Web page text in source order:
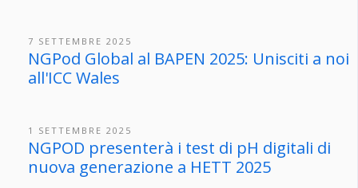
7 SETTEMBRE 2025
NGPod Global al BAPEN 2025: Unisciti a noi
all'ICC Wales
1 SETTEMBRE 2025
NGPOD presenterà i test di pH digitali di
nuova generazione a HETT 2025